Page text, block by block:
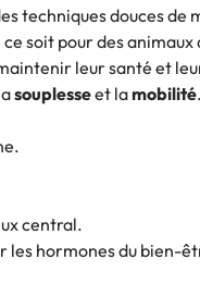
techniques douces de
soit pour des
leur santé et
souplesseet lamobilité.
central.
les hormones du bien-